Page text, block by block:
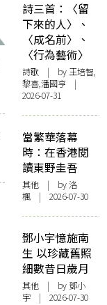
詩三首：〈留
下來的人〉、
〈成名前〉、
〈行為藝術〉
詩歌 | by 王培智,
黎喜,潘國亨 |
2026-07-31
當繁華落幕
時：在香港閱
讀東野圭吾
其他 | by洛
楓 | 2026-07-30
鄧小宇憶施南
生 以珍藏舊照
細數昔日歲月
其他 | by 鄧小
宇 | 2026-07-30